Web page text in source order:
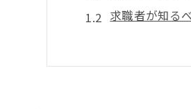
求職者が知る
最新の技術ト
効果的な就職